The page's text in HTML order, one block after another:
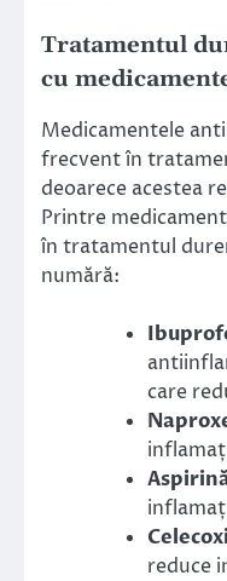
Tratamentul
cu
Medicamentele
frecvent în
deoarece acestea
Printre
în tratamentul
numără:
care
reduce